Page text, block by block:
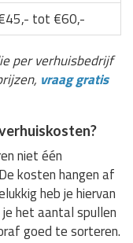
tot €60,-
per verhuisbedrijf
vraag gratis
niet één
kosten hangen af
heb je hiervan
het aantal spullen
goed te sorteren.